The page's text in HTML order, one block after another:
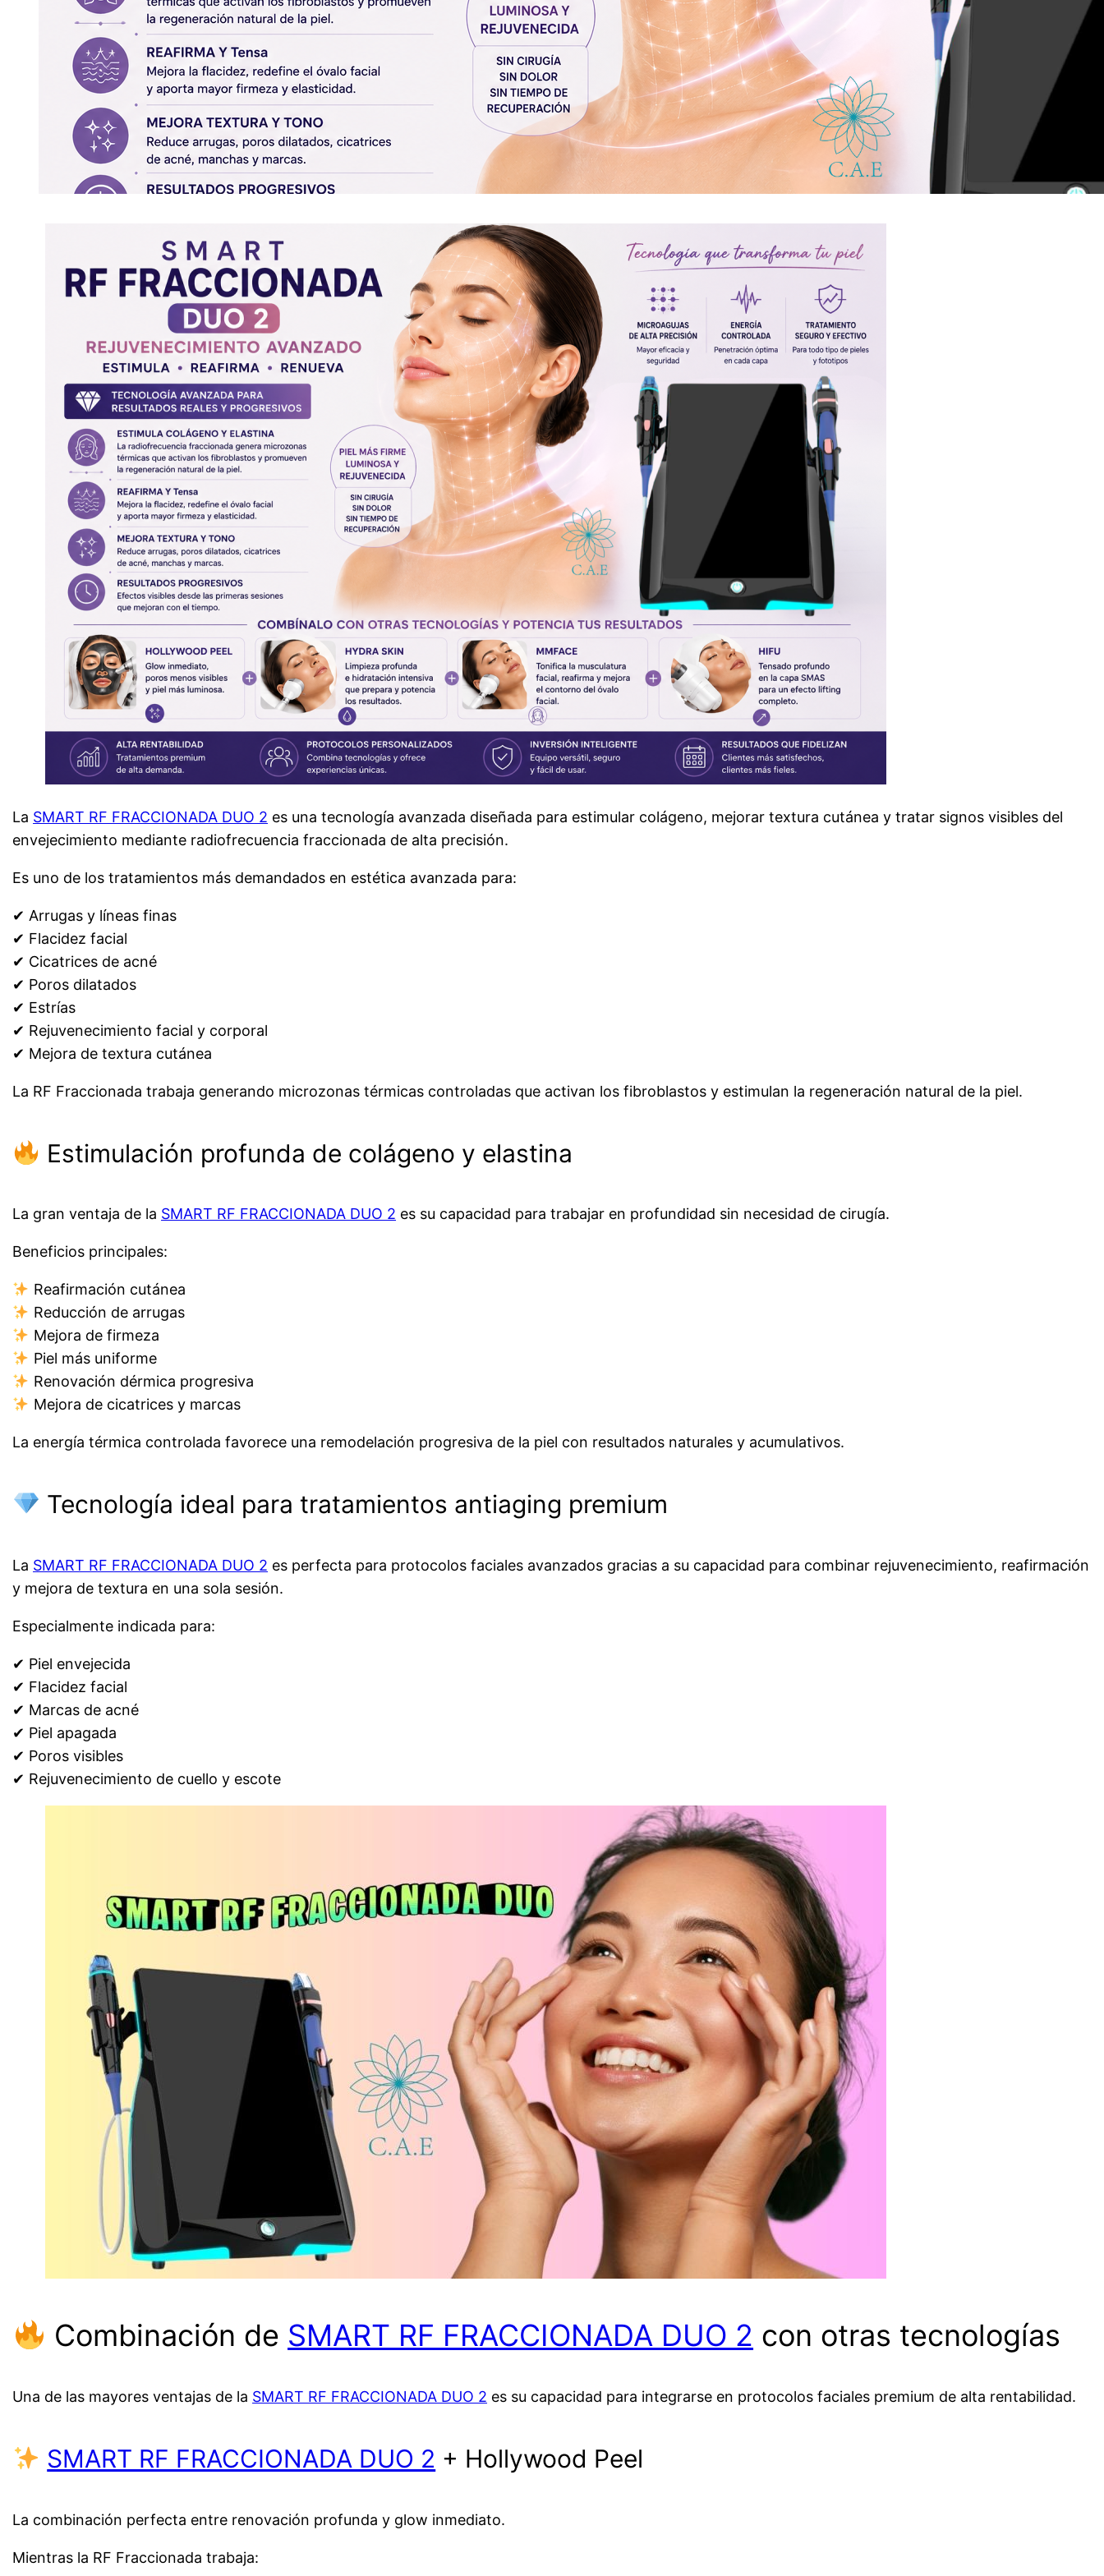
La SMART RF FRACCIONADA DUO 2 es una tecnología avanzada diseñada para estimular colágeno, mejorar textura cutánea y tratar signos visibles del
envejecimiento mediante radiofrecuencia fraccionada de alta precisión.
Es uno de los tratamientos más demandados en estética avanzada para:
✔ Arrugas y líneas finas
✔ Flacidez facial
✔ Cicatrices de acné
✔ Poros dilatados
✔ Estrías
✔ Rejuvenecimiento facial y corporal
✔ Mejora de textura cutánea
La RF Fraccionada trabaja generando microzonas térmicas controladas que activan los fibroblastos y estimulan la regeneración natural de la piel.
Estimulación profunda de colágeno y elastina
La gran ventaja de la SMART RF FRACCIONADA DUO 2 es su capacidad para trabajar en profundidad sin necesidad de cirugía.
Beneficios principales:
Reafirmación cutánea
Reducción de arrugas
Mejora de firmeza
Piel más uniforme
Renovación dérmica progresiva
Mejora de cicatrices y marcas
La energía térmica controlada favorece una remodelación progresiva de la piel con resultados naturales y acumulativos.
Tecnología ideal para tratamientos antiaging premium
La SMART RF FRACCIONADA DUO 2 es perfecta para protocolos faciales avanzados gracias a su capacidad para combinar rejuvenecimiento, reafirmación
y mejora de textura en una sola sesión.
Especialmente indicada para:
✔ Piel envejecida
✔ Flacidez facial
✔ Marcas de acné
✔ Piel apagada
✔ Poros visibles
✔ Rejuvenecimiento de cuello y escote
Combinación de SMART RF FRACCIONADA DUO 2 con otras tecnologías
Una de las mayores ventajas de la SMART RF FRACCIONADA DUO 2 es su capacidad para integrarse en protocolos faciales premium de alta rentabilidad.
SMART RF FRACCIONADA DUO 2 + Hollywood Peel
La combinación perfecta entre renovación profunda y glow inmediato.
Mientras la RF Fraccionada trabaja: